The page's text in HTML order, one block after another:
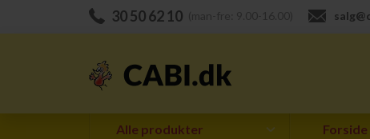
30 50 62 10
Alle produkter Forside